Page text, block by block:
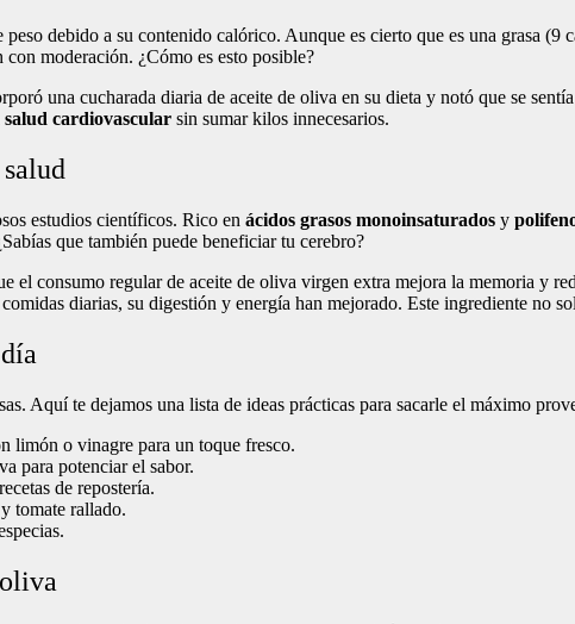
debido a su contenido calórico. Aunque es cierto que es una grasa (9
moderación. ¿Cómo es esto posible?
una cucharada diaria de aceite de oliva en su dieta y notó que se
salud cardiovascular sin sumar kilos innecesarios.
estudios científicos. Rico en ácidos grasos monoinsaturados y
que también puede beneficiar tu cerebro?
el consumo regular de aceite de oliva virgen extra mejora la memoria y
diarias, su digestión y energía han mejorado. Este ingrediente no
Aquí te dejamos una lista de ideas prácticas para sacarle el máximo
limón o vinagre para un toque fresco.
para potenciar el sabor.
de repostería.
tomate rallado.